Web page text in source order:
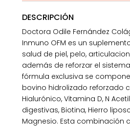
DESCRIPCIÓN
Doctora Odile Fernández
Inmuno OFM es un
salud de piel, pelo,
además de reforzar el
fórmula exclusiva se
bovino hidrolizado reforzado
Hialurónico, Vitamina D, N
digestivas, Biotina, Hierro
Magnesio. Esta combinación